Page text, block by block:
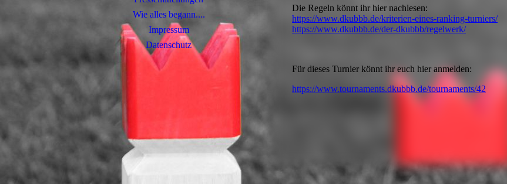
Wie alles begann....
Impressum
Datenschutz
Die Regeln könnt ihr hier nachlesen:
https://www.dkubbb.de/kriterien-eines-ranking-turniers/
https://www.dkubbb.de/der-dkubbb/regelwerk/
Für dieses Turnier könnt ihr euch hier anmelden:
https://www.tournaments.dkubbb.de/tournaments/42